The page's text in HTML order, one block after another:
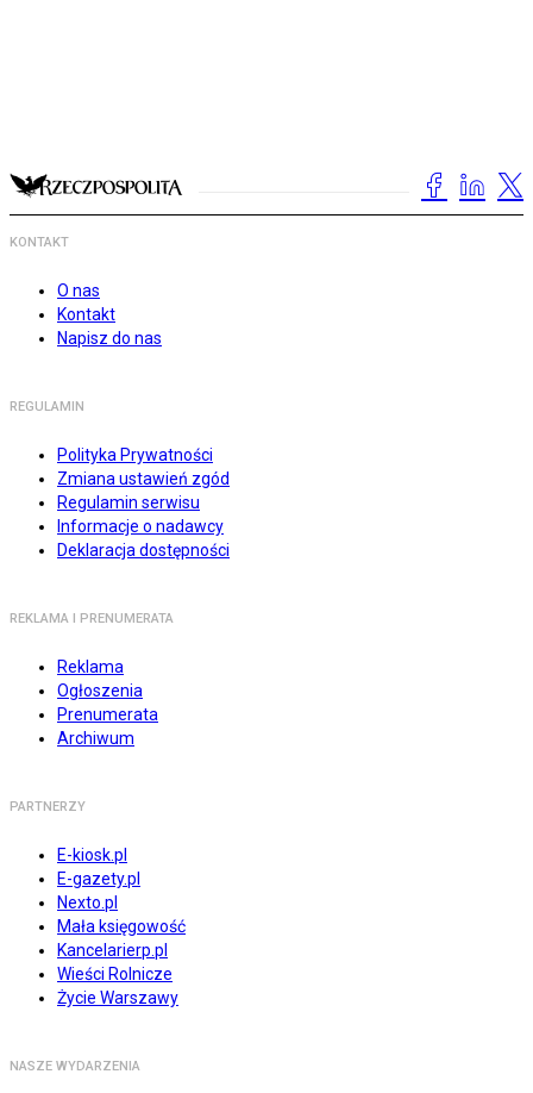
KONTAKT
O nas
Kontakt
Napisz do nas
REGULAMIN
Polityka Prywatności
Zmiana ustawień zgód
Regulamin serwisu
Informacje o nadawcy
Deklaracja dostępności
REKLAMA I PRENUMERATA
Reklama
Ogłoszenia
Prenumerata
Archiwum
PARTNERZY
E-kiosk.pl
E-gazety.pl
Nexto.pl
Mała księgowość
Kancelarierp.pl
Wieści Rolnicze
Życie Warszawy
NASZE WYDARZENIA